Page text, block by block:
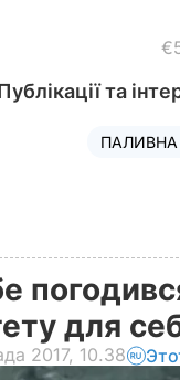
та
для
2017, 10.38